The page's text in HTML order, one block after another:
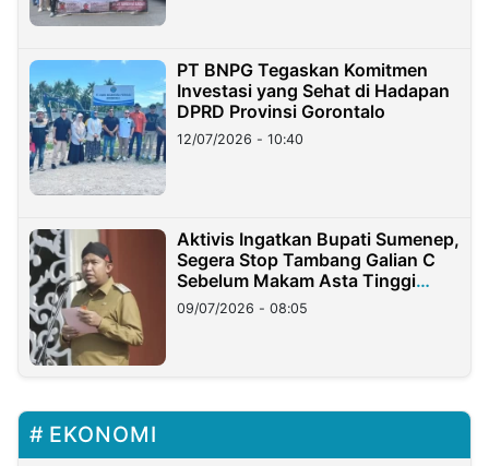
PT BNPG Tegaskan Komitmen
Investasi yang Sehat di Hadapan
DPRD Provinsi Gorontalo
12/07/2026 - 10:40
Aktivis Ingatkan Bupati Sumenep,
Segera Stop Tambang Galian C
Sebelum Makam Asta Tinggi
Longsor
09/07/2026 - 08:05
EKONOMI